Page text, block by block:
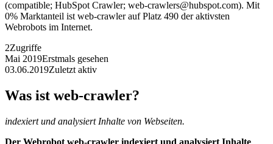
(compatible; HubSpot Crawler; web-crawlers@hubspot.com). Mit
0% Marktanteil ist web-crawler auf Platz 490 der aktivsten
Webrobots im Internet.
2Zugriffe
Mai 2019Erstmals gesehen
03.06.2019Zuletzt aktiv
Was ist web-crawler?
indexiert und analysiert Inhalte von Webseiten.
Der Webrobot web-crawler indexiert und analysiert Inhalte